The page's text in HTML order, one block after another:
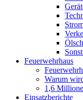
Feuerwehrhaus
Warum
1,6
Einsatzberichte